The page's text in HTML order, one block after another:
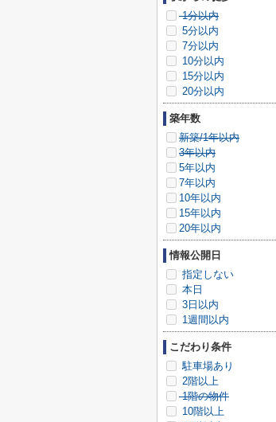
1分以内
5分以内
7分以内
10分以内
15分以内
20分以内
築年数
新築/1年以内
3年以内
5年以内
7年以内
10年以内
15年以内
20年以内
情報公開日
指定しない
本日
3日以内
1週間以内
こだわり条件
駐車場あり
2階以上
1階の物件
10階以上